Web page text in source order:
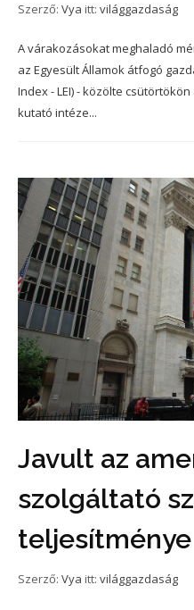
Szerző: Vya itt: világgazdaság
A várakozásokat meghaladó
az Egyesült Államok átfogó
Index - LEI) - közölte
kutató intéze...
Javult az
szolgáltató
teljesítménye
Szerző: Vya itt: világgazdaság